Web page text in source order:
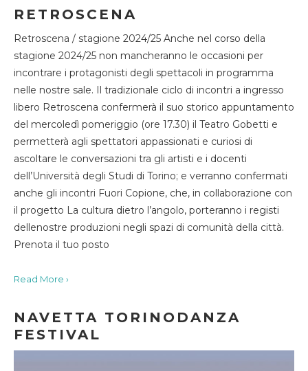
RETROSCENA
Retroscena / stagione 2024/25 Anche nel corso della
stagione 2024/25 non mancheranno le occasioni per
incontrare i protagonisti degli spettacoli in programma
nelle nostre sale. Il tradizionale ciclo di incontri a ingresso
libero Retroscena confermerà il suo storico appuntamento
del mercoledì pomeriggio (ore 17.30) il Teatro Gobetti e
permetterà agli spettatori appassionati e curiosi di
ascoltare le conversazioni tra gli artisti e i docenti
dell’Università degli Studi di Torino; e verranno confermati
anche gli incontri Fuori Copione, che, in collaborazione con
il progetto La cultura dietro l’angolo, porteranno i registi
dellenostre produzioni negli spazi di comunità della città.
Prenota il tuo posto
Read More ›
NAVETTA TORINODANZA
FESTIVAL